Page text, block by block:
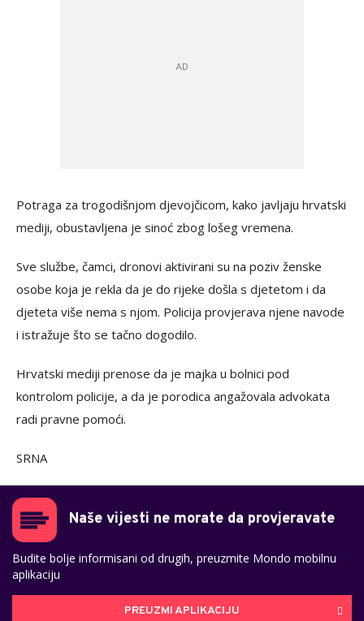
Potraga za trogodišnjom djevojčicom, kako javljaju hrvatski
mediji, obustavljena je sinoć zbog lošeg vremena.
Sve službe, čamci, dronovi aktivirani su na poziv ženske
osobe koja je rekla da je do rijeke došla s djetetom i da
djeteta više nema s njom. Policija provjerava njene navode
i istražuje što se tačno dogodilo.
Hrvatski mediji prenose da je majka u bolnici pod
kontrolom policije, a da je porodica angažovala advokata
radi pravne pomoći.
SRNA
Naše vijesti ne morate da provjeravate
Budite bolje informisani od drugih, preuzmite Mondo mobilnu
aplikaciju
PREUZMI APLIKACIJU